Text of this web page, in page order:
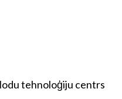
tehnoloģiju centrs